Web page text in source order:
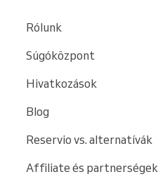
Rólunk
Súgóközpont
Hivatkozások
Blog
Reservio vs. alternatívák
Affiliate és partnerségek